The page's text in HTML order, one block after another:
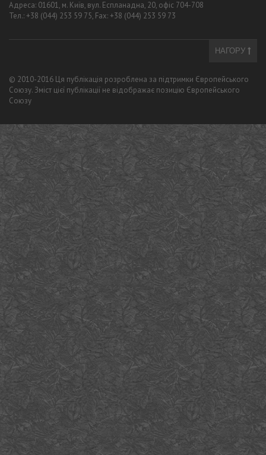
Адреса: 01601, м. Київ, вул. Еспланадна, 20, офіс 704-708
Тел.: +38 (044) 253 59 75, Fax: +38 (044) 253 59 73
НАГОРУ
© 2010-2016 Ця публікація розроблена за підтримки Європейського
Союзу. Зміст цієї публікації не відображає позицію Європейського
Союзу